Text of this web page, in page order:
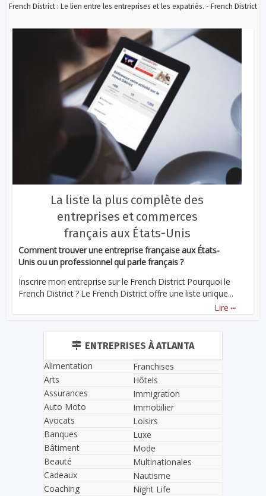
French District : Le lien entre les entreprises et les expatriés. - French District
La liste la plus complète des
entreprises et commerces
français aux États-Unis
Comment trouver une entreprise française aux États-
Unis ou un professionnel qui parle français ?
Inscrire mon entreprise sur le French District Pourquoi le
French District ? Le French District offre une liste unique...
Lire ...
ENTREPRISES À ATLANTA
Alimentation
Arts
Assurances
Auto Moto
Avocats
Banques
Bâtiment
Beauté
Cadeaux
Coaching
Franchises
Hôtels
Immigration
Immobilier
Loisirs
Luxe
Mode
Multinationales
Nautisme
Night Life